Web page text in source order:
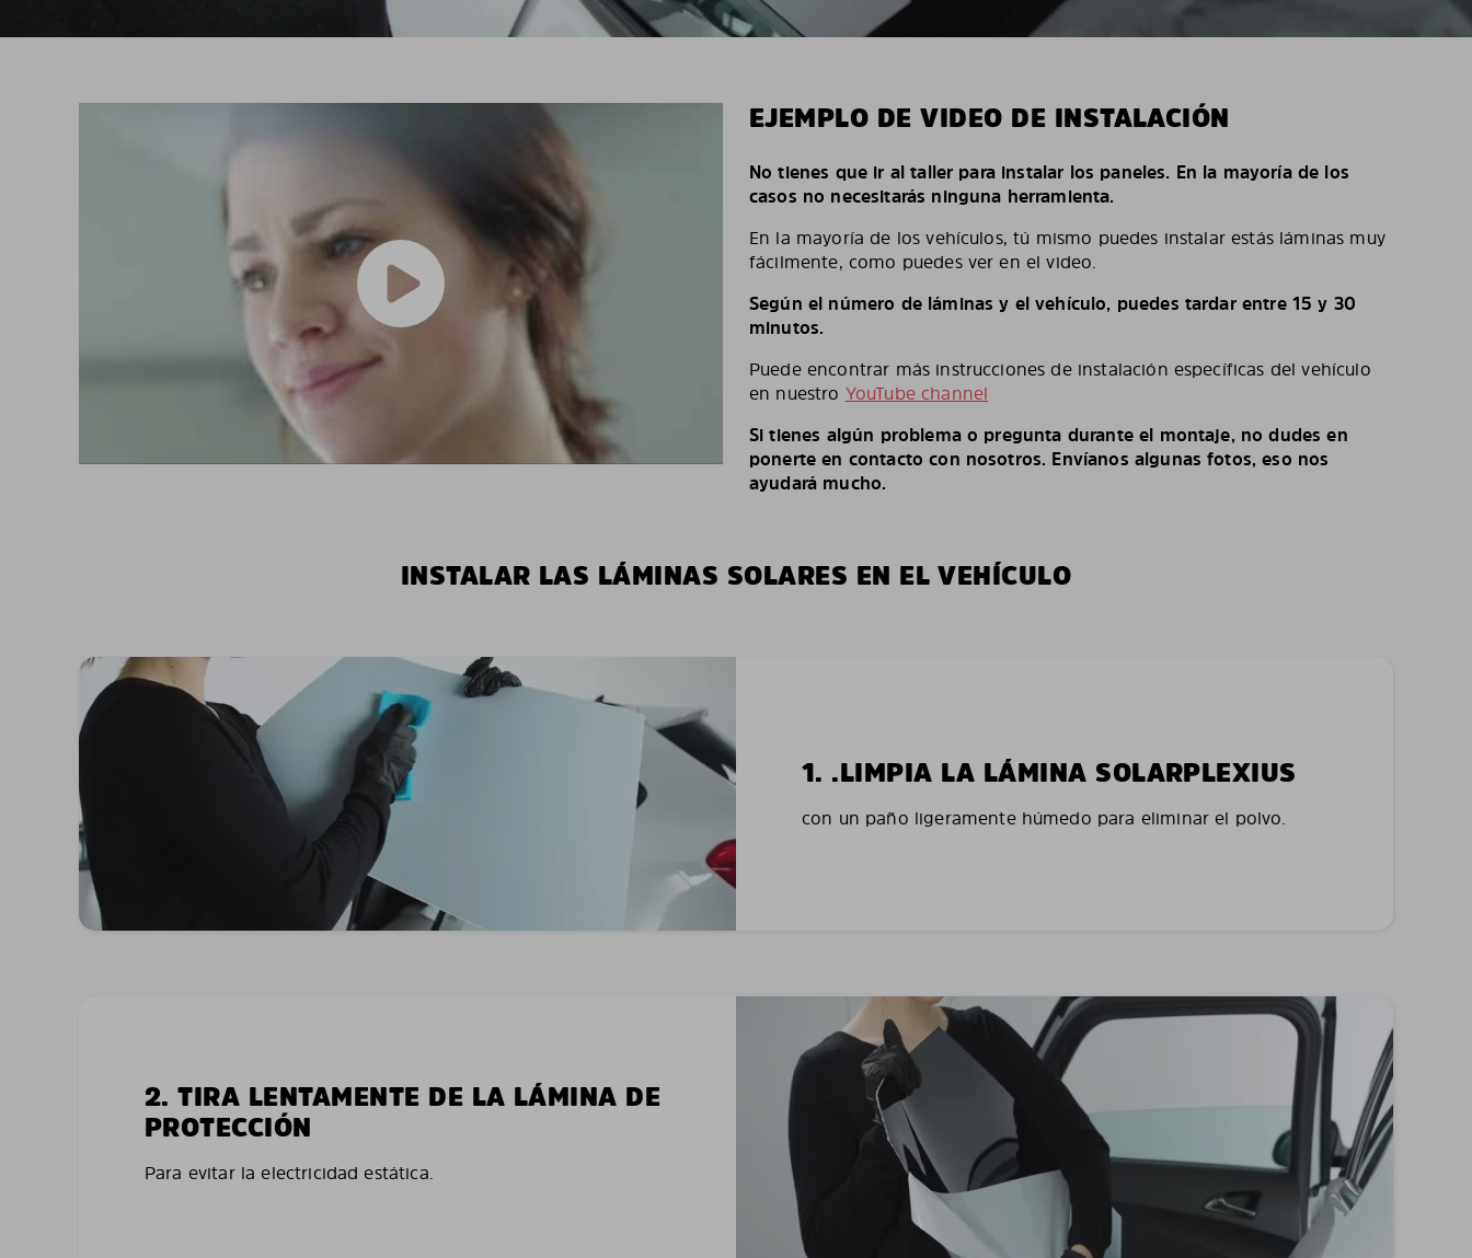
EJEMPLO DE VIDEO DE INSTALACIÓN
No tienes que ir al taller para instalar los paneles. En la mayoría de los
casos no necesitarás ninguna herramienta.
En la mayoría de los vehículos, tú mismo puedes instalar estás láminas muy
fácilmente, como puedes ver en el video.
Según el número de láminas y el vehículo, puedes tardar entre 15 y 30
minutos.
Puede encontrar más instrucciones de instalación específicas del vehículo
en nuestro YouTube channel
Si tienes algún problema o pregunta durante el montaje, no dudes en
ponerte en contacto con nosotros. Envíanos algunas fotos, eso nos
ayudará mucho.
INSTALAR LAS LÁMINAS SOLARES EN EL VEHÍCULO
1. .LIMPIA LA LÁMINA SOLARPLEXIUS
con un paño ligeramente húmedo para eliminar el polvo.
2. TIRA LENTAMENTE DE LA LÁMINA DE
PROTECCIÓN
Para evitar la electricidad estática.